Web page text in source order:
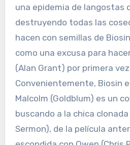
una epidemia de langostas
destruyendo todas las
hacen con semillas de
como una excusa para
(Alan Grant) por primera
Convenientemente, Biosin
Malcolm (Goldblum) es un
buscando a la chica
Sermon), de la película